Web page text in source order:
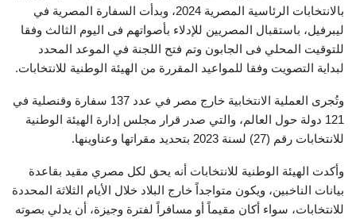
بالانتخابات الرئاسية المصرية 2024، وبدأت السفارة المصرية في
ليبرفيل، باستقبال المصريين للإدلاء بأصواتهم فى اليوم الثالث وفقا
للتوقيت المحلي فى الجابون وتم فتح اللجنة في الموعد المحدد
لبداية التصويت وفقا للمواعيد المقررة من الهيئة الوطنية للانتخابات.
وتُجرى العملية الانتخابية خارج مصر في عدد 137 سفارة وقنصلية في
121 دولة حول العالم، والتي صدر قرار مجلس إدارة الهيئة الوطنية
للانتخابات رقم (27) لسنة 2023 بتحديد مقراتها وعناوينها.
وأكدت الهيئة الوطنية للانتخابات أنه يحق لكل مصري مقيد بقاعدة
بيانات الناخبين، ويكون متواجداً خارج البلاد خلال الأيام الثلاثة المحددة
للانتخابات، سواء أكان مقيماً أو مسافراً لفترة وجيزة، أن يدلي بصوته